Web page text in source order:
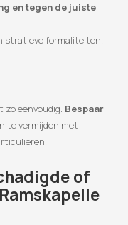
en tegen de juiste
formaliteiten.
zo eenvoudig. Bespaar
te vermijden met
of